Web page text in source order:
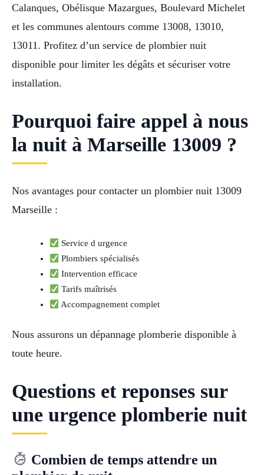
Calanques, Obélisque Mazargues, Boulevard Michelet
et les communes alentours comme 13008, 13010,
13011. Profitez d’un service de plombier nuit
disponible pour limiter les dégâts et sécuriser votre
installation.
Pourquoi faire appel à nous
la nuit à Marseille 13009 ?
Nos avantages pour contacter un plombier nuit 13009
Marseille :
Service d urgence
Plombiers spécialisés
Intervention efficace
Tarifs maîtrisés
Accompagnement complet
Nous assurons un dépannage plomberie disponible à
toute heure.
Questions et reponses sur
une urgence plomberie nuit
Combien de temps attendre un